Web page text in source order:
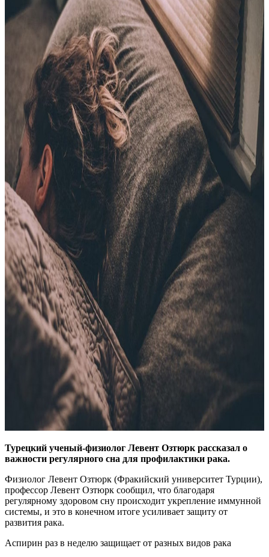
Турецкий ученый-физиолог Левент Озтюрк рассказал о
важности регулярного сна для профилактики рака.
Физиолог Левент Озтюрк (Фракийский университет Турции),
профессор Левент Озтюрк сообщил, что благодаря
регулярному здоровом сну происходит укрепление иммунной
системы, и это в конечном итоге усиливает защиту от
развития рака.
Аспирин раз в неделю защищает от разных видов рака